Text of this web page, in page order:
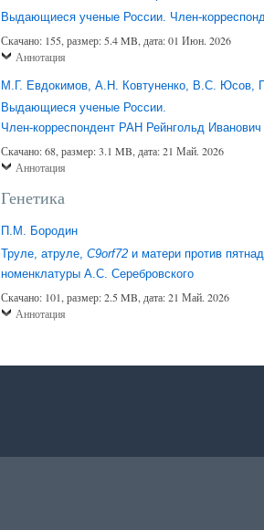
Выдающиеся ученые России. Член-
Скачано: 155, размер: 5.4 MB, дата: 01 Июн. 2026
Аннотация
М.Г. Евдокимов, А.Н. Ковтуненко, В.С. Юсов,
Выдающиеся ученые России.
Член-корреспондент РАН Рейнгольд
Скачано: 68, размер: 3.1 MB, дата: 21 Май. 2026
Аннотация
Генетика
П.М. Бородин
Труле, атруле, C9orf72 и матери против
номенклатуры А.С. Серебровского
Скачано: 101, размер: 2.5 MB, дата: 21 Май. 2026
Аннотация